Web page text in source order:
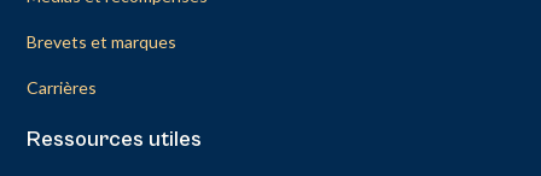
Brevets et marques
Carrières
Ressources utiles